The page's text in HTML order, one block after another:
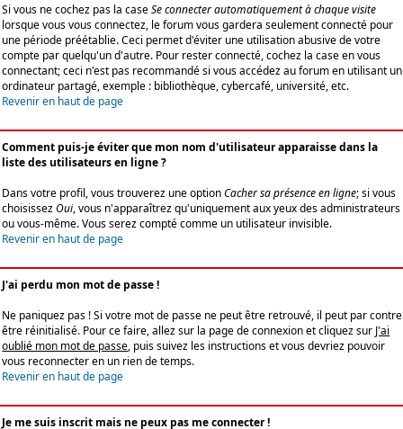
Si vous ne cochez pas la caseSe connecter automatiquement à chaque visite
lorsque vous vous connectez, le forum vous gardera seulement connecté pour
une période préétablie. Ceci permet d'éviter une utilisation abusive de votre
compte par quelqu'un d'autre. Pour rester connecté, cochez la case en vous
connectant; ceci n'est pas recommandé si vous accédez au forum en utilisant un
ordinateur partagé, exemple : bibliothèque, cybercafé, université, etc.
Revenir en haut de page
Comment puis-je éviter que mon nom d'utilisateur apparaisse dans la
liste des utilisateurs en ligne ?
Dans votre profil, vous trouverez une optionCacher sa présence en ligne; si vous
choisissezOui, vous n'apparaîtrez qu'uniquement aux yeux des administrateurs
ou vous-même. Vous serez compté comme un utilisateur invisible.
Revenir en haut de page
J'ai perdu mon mot de passe !
Ne paniquez pas ! Si votre mot de passe ne peut être retrouvé, il peut par contre
être réinitialisé. Pour ce faire, allez sur la page de connexion et cliquez sur J'ai
oublié mon mot de passe, puis suivez les instructions et vous devriez pouvoir
vous reconnecter en un rien de temps.
Revenir en haut de page
Je me suis inscrit mais ne peux pas me connecter !